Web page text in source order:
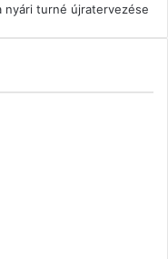
nyári turné újratervezése